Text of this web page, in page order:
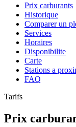
Prix carburants
Historique
Comparer un
Services
Horaires
Disponibilite
Carte
Stations a
FAQ
Tarifs
Prix